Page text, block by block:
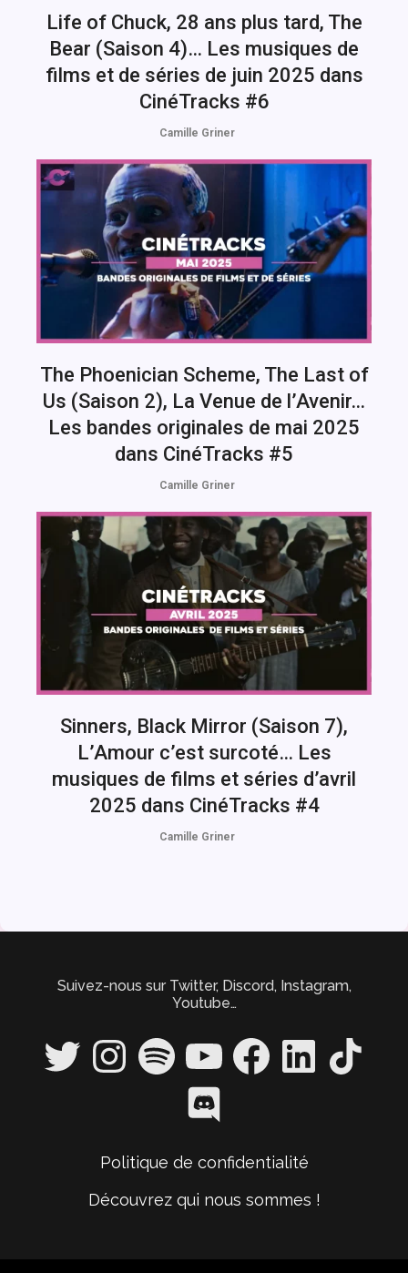
Life of Chuck, 28 ans plus tard, The
Bear (Saison 4)… Les musiques de
films et de séries de juin 2025 dans
CinéTracks #6
Camille Griner
The Phoenician Scheme, The Last of
Us (Saison 2), La Venue de l’Avenir…
Les bandes originales de mai 2025
dans CinéTracks #5
Camille Griner
Sinners, Black Mirror (Saison 7),
L’Amour c’est surcoté… Les
musiques de films et séries d’avril
2025 dans CinéTracks #4
Camille Griner
Suivez-nous sur Twitter, Discord, Instagram,
Youtube…
Twitter InstagramSpotify YouTube FacebookLinkedIn TikTok
Discord
Politique de confidentialité
Découvrez qui nous sommes !